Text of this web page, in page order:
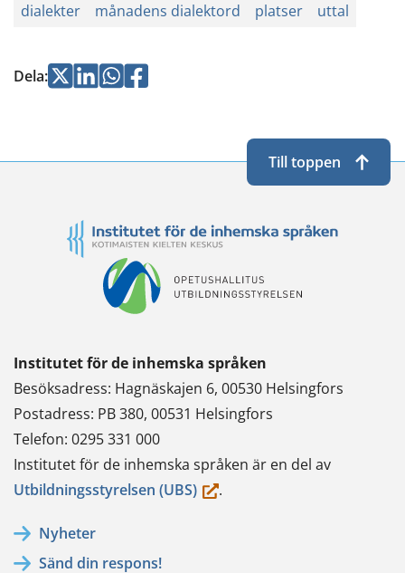
dialekter månadens dialektord platser uttal
Dela:Jaa Jaa Jaa
Jaa
Institutet för de inhemska språken
Besöksadress: Hagnäskajen 6, 00530 Helsingfors
Postadress: PB 380, 00531 Helsingfors
Telefon: 0295 331 000
Institutet för de inhemska språken är en del av
Utbildningsstyrelsen (UBS)(du.
Nyheter
Sänd din respons!
Till toppen